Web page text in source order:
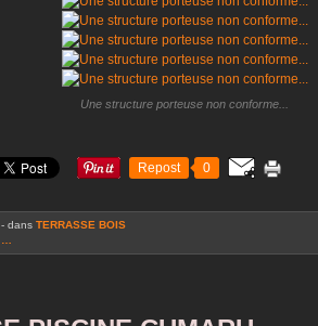
Une structure porteuse non conforme...
Repost 0
- dans TERRASSE BOIS